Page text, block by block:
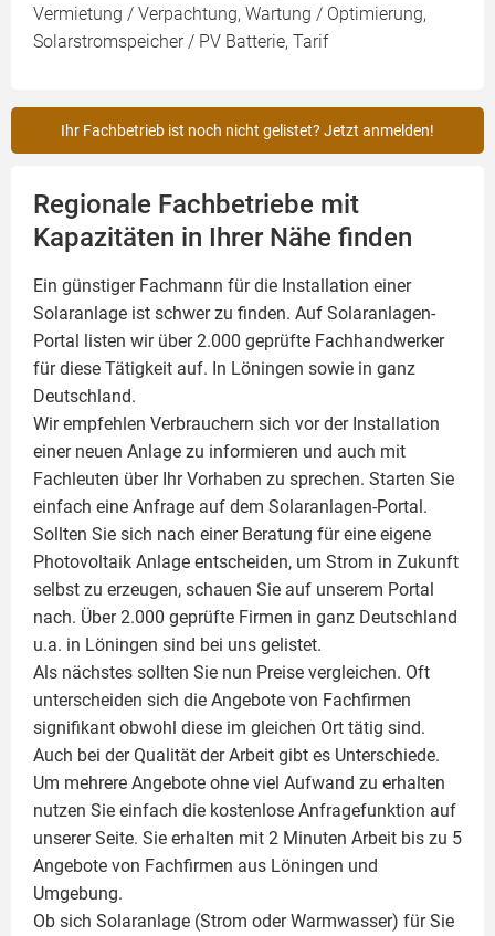
Vermietung / Verpachtung, Wartung / Optimierung,
Solarstromspeicher / PV Batterie, Tarif
Ihr Fachbetrieb ist noch nicht gelistet? Jetzt anmelden!
Regionale Fachbetriebe mit
Kapazitäten in Ihrer Nähe finden
Ein günstiger Fachmann für die Installation einer
Solaranlage ist schwer zu finden. Auf Solaranlagen-
Portal listen wir über 2.000 geprüfte Fachhandwerker
für diese Tätigkeit auf. In Löningen sowie in ganz
Deutschland.
Wir empfehlen Verbrauchern sich vor der Installation
einer neuen Anlage zu informieren und auch mit
Fachleuten über Ihr Vorhaben zu sprechen. Starten Sie
einfach eine Anfrage auf dem Solaranlagen-Portal.
Sollten Sie sich nach einer Beratung für eine eigene
Photovoltaik Anlage entscheiden, um Strom in Zukunft
selbst zu erzeugen, schauen Sie auf unserem Portal
nach. Über 2.000 geprüfte Firmen in ganz Deutschland
u.a. in Löningen sind bei uns gelistet.
Als nächstes sollten Sie nun Preise vergleichen. Oft
unterscheiden sich die Angebote von Fachfirmen
signifikant obwohl diese im gleichen Ort tätig sind.
Auch bei der Qualität der Arbeit gibt es Unterschiede.
Um mehrere Angebote ohne viel Aufwand zu erhalten
nutzen Sie einfach die kostenlose Anfragefunktion auf
unserer Seite. Sie erhalten mit 2 Minuten Arbeit bis zu 5
Angebote von Fachfirmen aus Löningen und
Umgebung.
Ob sich Solaranlage (Strom oder Warmwasser) für Sie